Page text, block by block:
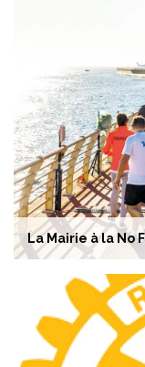
La Mairie à la No